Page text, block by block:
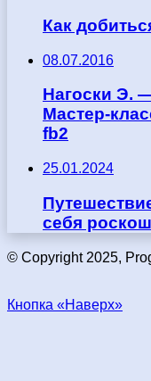
Как
08.07.2016
Нагоски Э.
Мастер-
fb2
25.01.2024
себя
© Copyright 2025,
Кнопка «Наверх»